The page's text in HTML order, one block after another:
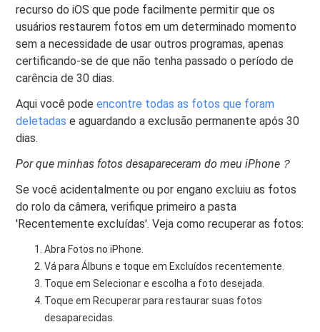
recurso do iOS que pode facilmente permitir que os
usuários restaurem fotos em um determinado momento
sem a necessidade de usar outros programas, apenas
certificando-se de que não tenha passado o período de
carência de 30 dias.
Aqui você podeencontre todas as fotos que foram
deletadas e aguardando a exclusão permanente após 30
dias.
Por que minhas fotos desapareceram do meu iPhone？
Se você acidentalmente ou por engano excluiu as fotos
do rolo da câmera, verifique primeiro a pasta
'Recentemente excluídas'. Veja como recuperar as fotos:
Abra Fotos no iPhone.
Vá para Álbuns e toque em Excluídos recentemente.
Toque em Selecionar e escolha a foto desejada.
Toque em Recuperar para restaurar suas fotos
desaparecidas.